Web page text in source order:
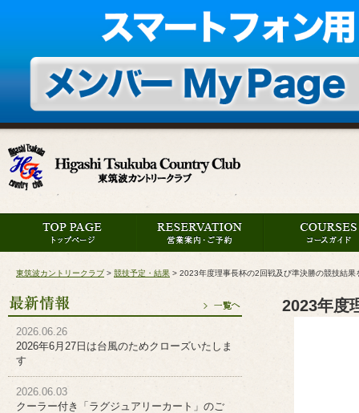
東筑波カントリークラブ > 競技予定・結果 > 2023年度理事長杯の2回戦及び準決勝の競技結果
2026.06.26
2026年6月27日は台風のためクローズいたしま
す
2026.06.03
クーラー付き「ラグジュアリーカート」のご
2023年度